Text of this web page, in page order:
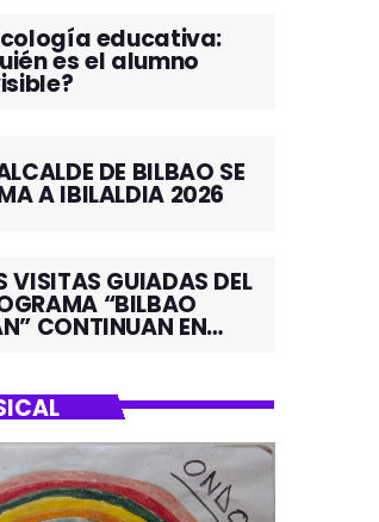
educativa:
es el alumno
DE BILBAO SE
A IBILALDIA 2026
VISITAS GUIADAS DEL
“BILBAO
CONTINUAN EN